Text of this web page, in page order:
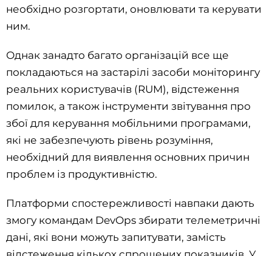
необхідно розгортати, оновлювати та керувати
ним.
Однак занадто багато організацій все ще
покладаються на застарілі засоби моніторингу
реальних користувачів (RUM), відстеження
помилок, а також інструменти звітування про
збої для керування мобільними програмами,
які не забезпечують рівень розуміння,
необхідний для виявлення основних причин
проблем із продуктивністю.
Платформи спостережливості навпаки дають
змогу командам DevOps збирати телеметричні
дані, які вони можуть запитувати, замість